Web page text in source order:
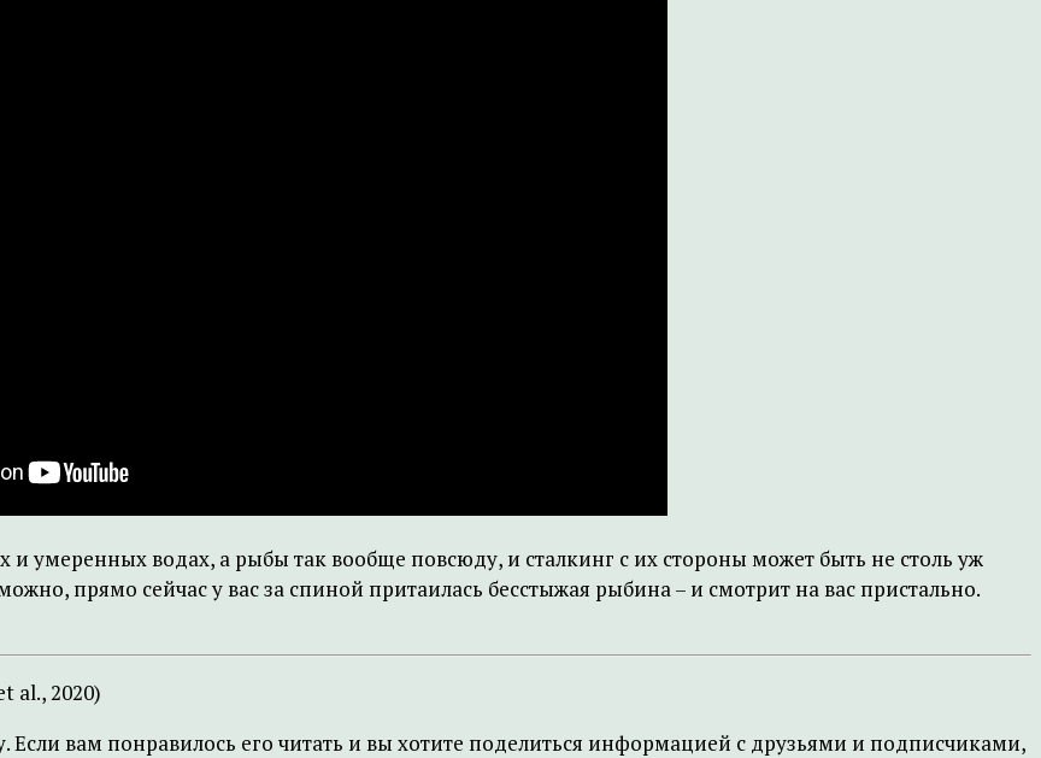
умеренных водах, а рыбы так вообще повсюду, и сталкинг с их стороны может быть не столь уж
прямо сейчас у вас за спиной притаилась бесстыжая рыбина – и смотрит на вас пристально.
al., 2020)
вам понравилось его читать и вы хотите поделиться информацией с друзьями и подписчиками,